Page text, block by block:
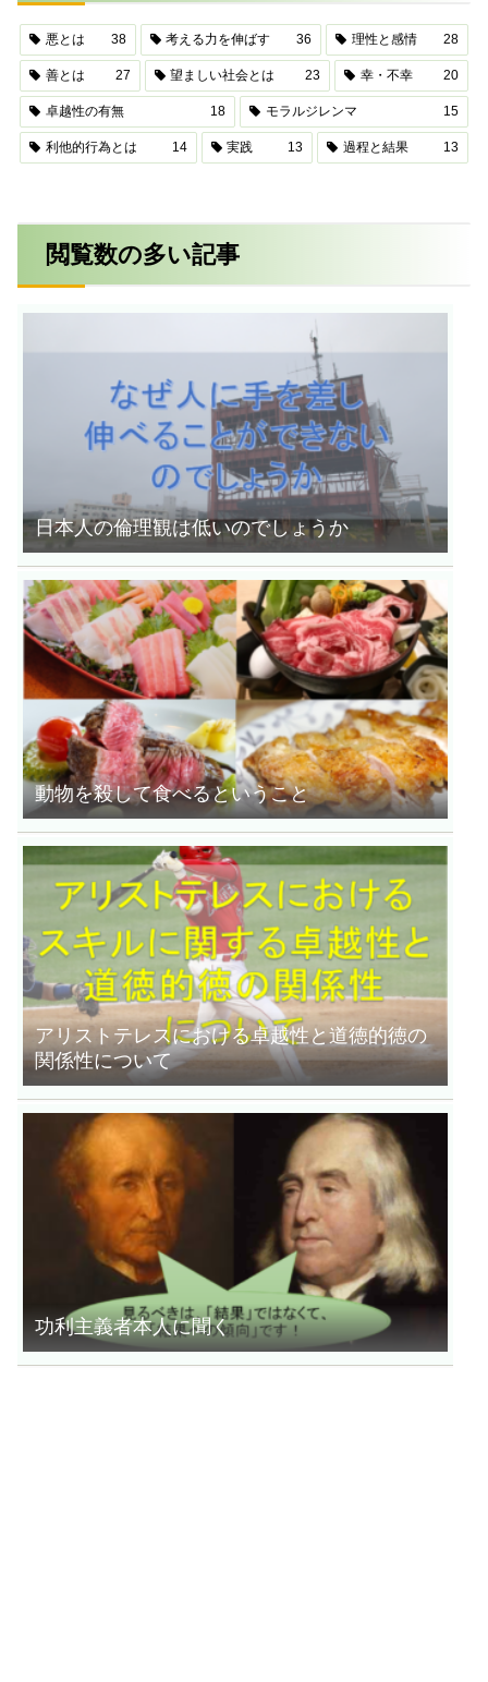
悪とは 38 考える力を伸ばす 36 理性と感情 28
善とは 27 望ましい社会とは 23 幸・不幸 20
卓越性の有無 18 モラルジレンマ 15
利他的行為とは 14 実践 13 過程と結果 13
閲覧数の多い記事
日本人の倫理観は低いのでしょうか
動物を殺して食べるということ
アリストテレスにおける卓越性と道徳的徳の
関係性について
功利主義者本人に聞く